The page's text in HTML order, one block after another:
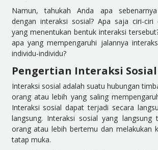
Namun, tahukah Anda apa
dengan interaksi sosial? Apa saja ciri-ciri
yang menentukan bentuk interaksi
apa yang mempengaruhi jalannya
individu-individu?
Pengertian Interaksi Sosial
Interaksi sosial adalah suatu hubungan
orang atau lebih yang saling
Interaksi sosial dapat terjadi secara
langsung. Interaksi sosial yang langsung
orang atau lebih bertemu dan melakukan
tatap muka.